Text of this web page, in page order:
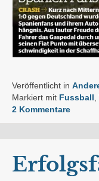
Veröffentlicht in
Markiert mit Fussball
2 Kommentare